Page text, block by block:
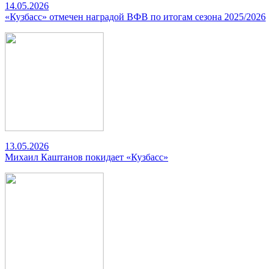
14.05.2026
«Кузбасс» отмечен наградой ВФВ по итогам сезона 2025/2026
13.05.2026
Михаил Каштанов покидает «Кузбасс»